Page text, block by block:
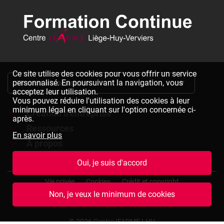
Ce site utilise des cookies pour vous offrir un service
personnalisé. En poursuivant la navigation, vous
acceptez leur utilisation.
Vous pouvez réduire l'utilisation des cookies à leur
minimum légal en cliquant sur l'option concernée ci-
après.
En savoir plus
Oui, je suis d'accord
Non, je veux le minimum de cookies
S'inscrire à la newsletter
Création d'entreprise
Formations à la création d'entreprise
Chèques formation à la création d'entreprise
Bulletin d'inscription à télécharger
Le centre IFAPME Liège-Huy-Verviers
Nos missions et valeurs
Devenir formateur
Rejoindre notre équipe
Consulter des offres d'emplois
Pied
(termes
Vie privée Cookies Crédit et copyright
© 2026 Centre IFAPME LHV